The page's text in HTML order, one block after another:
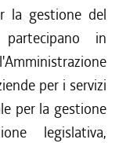
la gestione del
in
per i servizi
per la gestione
legislativa,